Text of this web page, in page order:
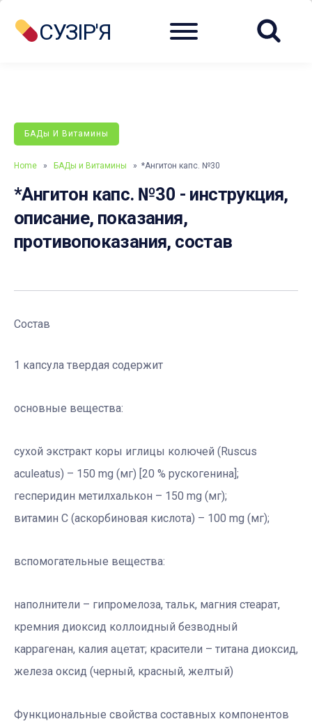
СУЗІР'Я Menu
БАДы И Витамины
Home » БАДы и Витамины » *Ангитон капс. №30
*Ангитон капс. №30 - инструкция,
описание, показания,
противопоказания, состав
Состав
1 капсула твердая содержит
основные вещества:
сухой экстракт коры иглицы колючей (Ruscus
aculeatus) – 150 mg (мг) [20 % рускогенина];
гесперидин метилхалькон – 150 mg (мг);
витамин C (аскорбиновая кислота) – 100 mg (мг);
вспомогательные вещества:
наполнители – гипромелоза, тальк, магния стеарат,
кремния диоксид коллоидный безводный
каррагенан, калия ацетат; красители – титана диоксид,
железа оксид (черный, красный, желтый)
Функциональные свойства составных компонентов